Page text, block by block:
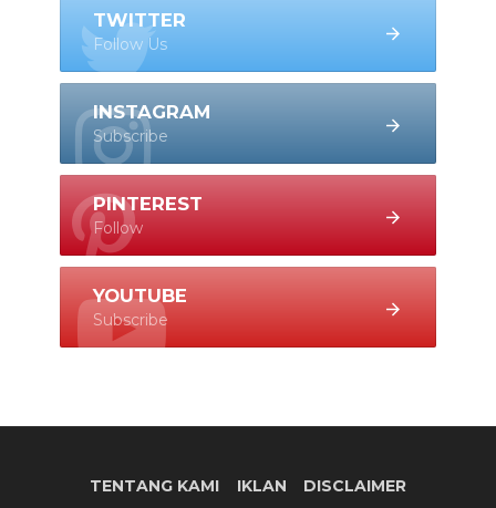
TWITTER
Follow Us
INSTAGRAM
Subscribe
PINTEREST
Follow
YOUTUBE
Subscribe
TENTANG KAMI IKLAN
DISCLAIMER